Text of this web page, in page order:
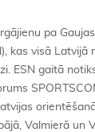
Kontakti
pa
kas visā Latvijā
ESN gaitā
Valmierā un